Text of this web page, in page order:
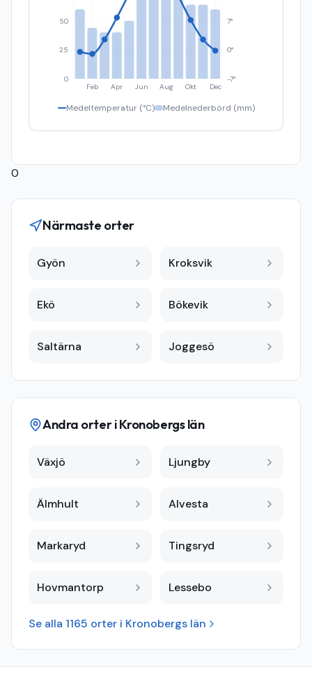
Feb Apr Jun Aug Okt Dec
0
25
50
-7°
0°
7°
Medeltemperatur (°C) Medelnederbörd (mm)
0
Närmaste orter
Gyön Kroksvik
Ekö Bökevik
Saltärna Joggesö
Andra orter iKronobergs län
Växjö Ljungby
Älmhult Alvesta
Markaryd Tingsryd
Hovmantorp Lessebo
Se alla 1165 orter i Kronobergs län